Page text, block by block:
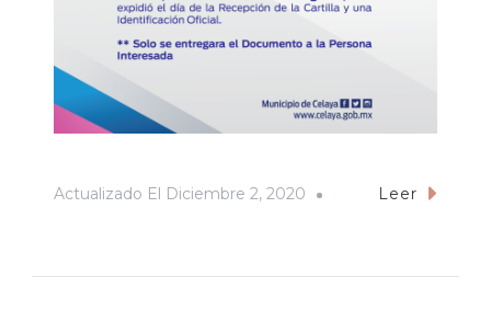
Actualizado El Diciembre 2, 2020 Leer